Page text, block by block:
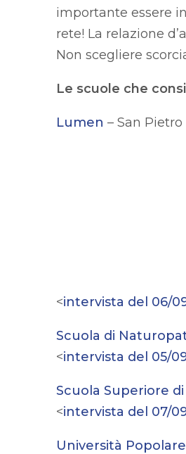
importante essere
rete! La relazione
Non scegliere
Le scuole che
Lumen – San
<intervista del 06/
Scuola di
<intervista del 05/
Scuola Superiore
<intervista del 07/
Università